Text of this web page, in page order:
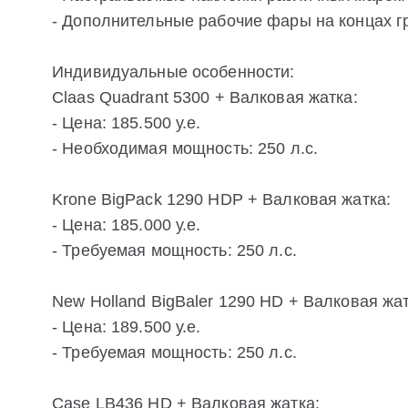
- Дополнительные рабочие фары на концах
Индивидуальные особенности:
Claas Quadrant 5300 + Валковая жатка:
- Цена: 185.500 у.е.
- Необходимая мощность: 250 л.с.
Krone BigPack 1290 HDP + Валковая жатка:
- Цена: 185.000 у.е.
- Требуемая мощность: 250 л.с.
New Holland BigBaler 1290 HD + Валковая
- Цена: 189.500 у.е.
- Требуемая мощность: 250 л.с.
Case LB436 HD + Валковая жатка: